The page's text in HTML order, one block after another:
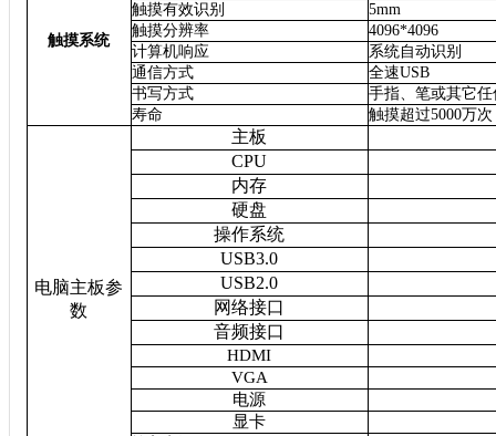
触摸系统
触摸有效识别
5mm
触摸分辨率
4096*4096
计算机响应
系统自动识别
通信方式
全速USB
书写方式
手指、笔或其它
寿命
触摸超过5000万次
电脑主板参
数
主板
CPU
内存
硬盘
操作系统
USB3.0
USB2.0
网络接口
音频接口
HDMI
VGA
电源
显卡